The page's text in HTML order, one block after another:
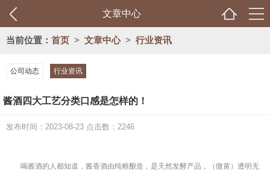
文章中心
当前位置： 首页 > 文章中心 > 行业资讯
公司动态 行业资讯
酱酒四大工艺分类口感是怎样的！
发布时间：2023-08-23 点击数：2246
喝酱酒的人都知道，酱香酒由纯粮酿造，是天然发酵产品，（微黄）透明无